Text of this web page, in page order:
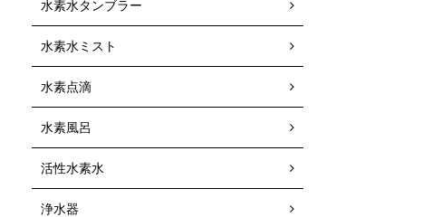
水素水タンブラー
水素水ミスト
水素点滴
水素風呂
活性水素水
浄水器